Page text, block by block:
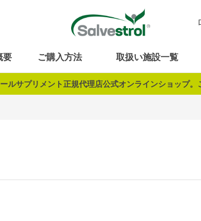
要 ご購入方法 取扱い施設一覧
ルサプリメント正規代理店公式オンラインショップ。